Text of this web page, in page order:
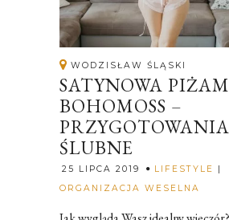
WODZISŁAW ŚLĄSKI
SATYNOWA
BOHOMOSS –
PRZYGOTOWANIA
ŚLUBNE
25 LIPCA 2019 LIFESTYLE
|
ORGANIZACJA WESELNA